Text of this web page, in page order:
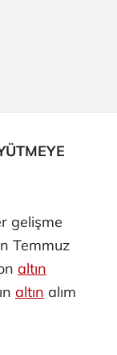
gelişme
Temmuz
altın
altın alım